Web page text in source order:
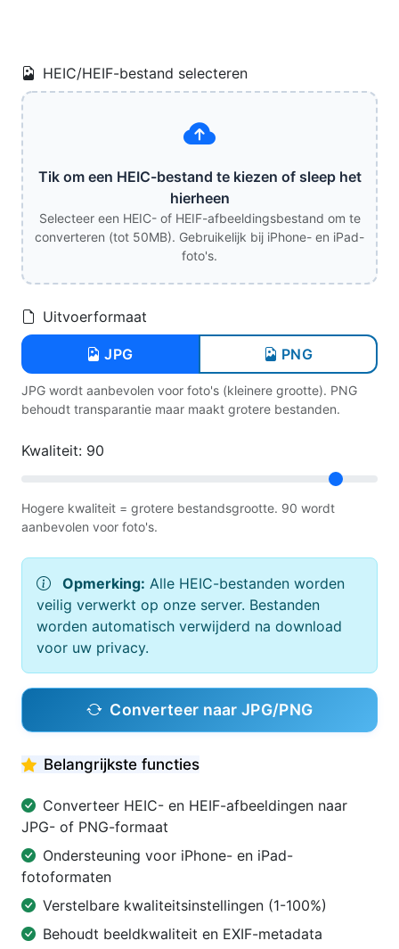
HEIC/HEIF-bestand selecteren
Tik om een HEIC-bestand te kiezen of sleep het
hierheen
Selecteer een HEIC- of HEIF-afbeeldingsbestand om te
converteren (tot 50MB). Gebruikelijk bij iPhone- en iPad-
foto's.
Uitvoerformaat
JPG PNG
JPG wordt aanbevolen voor foto's (kleinere grootte). PNG
behoudt transparantie maar maakt grotere bestanden.
Kwaliteit: 90
Hogere kwaliteit = grotere bestandsgrootte. 90 wordt
aanbevolen voor foto's.
Opmerking: Alle HEIC-bestanden worden
veilig verwerkt op onze server. Bestanden
worden automatisch verwijderd na download
voor uw privacy.
Converteer naar JPG/PNG
Belangrijkste functies
Converteer HEIC- en HEIF-afbeeldingen naar
JPG- of PNG-formaat
Ondersteuning voor iPhone- en iPad-
fotoformaten
Verstelbare kwaliteitsinstellingen (1-100%)
Behoudt beeldkwaliteit en EXIF-metadata